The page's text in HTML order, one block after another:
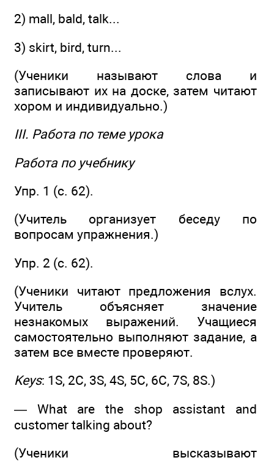
2) mall, bald, talk...
3) skirt, bird, turn...
(Ученики называют слова и
записывают их на доске, затем читают
хором и индивидуально.)
III. Работа по теме урока
Работа по учебнику
Упр. 1 (с. 62).
(Учитель организует беседу по
вопросам упражнения.)
Упр. 2 (с. 62).
(Ученики читают предложения вслух.
Учитель объясняет значение
незнакомых выражений. Учащиеся
самостоятельно выполняют задание, а
затем все вместе проверяют.
Keys: 1S, 2С, 3S, 4S, 5С, 6С, 7S, 8S.)
— What are the shop assistant and
customer talking about?
(Ученики высказывают